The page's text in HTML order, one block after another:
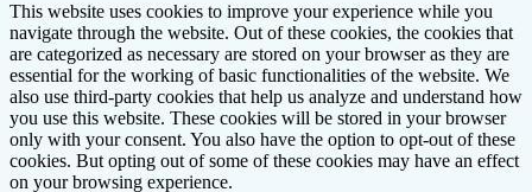
This website uses cookies to improve your experience while you
navigate through the website. Out of these cookies, the cookies that
are categorized as necessary are stored on your browser as they are
essential for the working of basic functionalities of the website. We
also use third-party cookies that help us analyze and understand how
you use this website. These cookies will be stored in your browser
only with your consent. You also have the option to opt-out of these
cookies. But opting out of some of these cookies may have an effect
on your browsing experience.